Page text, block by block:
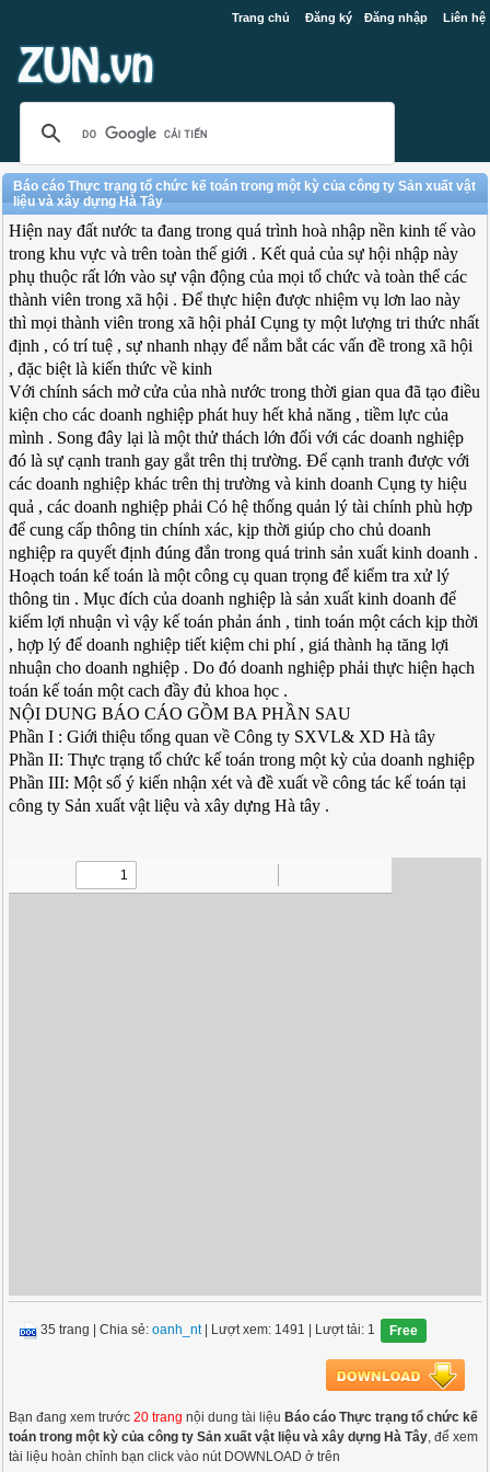
Trang chủ Đăng ký Đăng nhập Liên hệ
Báo cáo Thực trạng tổ chức kế toán trong một kỳ của công ty Sản xuất vật
liệu và xây dựng Hà Tây
Hiện nay đất nước ta đang trong quá trình hoà nhập nền kinh tế vào
trong khu vực và trên toàn thế giới . Kết quả của sự hội nhập này
phụ thuộc rất lớn vào sự vận động của mọi tổ chức và toàn thể các
thành viên trong xã hội . Để thực hiện được nhiệm vụ lơn lao này
thì mọi thành viên trong xã hội phảI Cụng ty một lượng tri thức nhất
định , có trí tuệ , sự nhanh nhạy để nắm bắt các vấn đề trong xã hội
, đặc biệt là kiến thức về kinh
Với chính sách mở cửa của nhà nước trong thời gian qua đã tạo điều
kiện cho các doanh nghiệp phát huy hết khả năng , tiềm lực của
mình . Song đây lại là một thử thách lớn đối với các doanh nghiệp
đó là sự cạnh tranh gay gắt trên thị trường. Để cạnh tranh được với
các doanh nghiệp khác trên thị trường và kinh doanh Cụng ty hiệu
quả , các doanh nghiệp phải Có hệ thống quản lý tài chính phù hợp
để cung cấp thông tin chính xác, kịp thời giúp cho chủ doanh
nghiệp ra quyết định đúng đắn trong quá trinh sản xuất kinh doanh .
Hoạch toán kế toán là một công cụ quan trọng để kiểm tra xử lý
thông tin . Mục đích của doanh nghiệp là sản xuất kinh doanh để
kiếm lợi nhuận vì vậy kế toán phản ánh , tinh toán một cách kịp thời
, hợp lý để doanh nghiệp tiết kiệm chi phí , giá thành hạ tăng lợi
nhuận cho doanh nghiệp . Do đó doanh nghiệp phải thực hiện hạch
toán kế toán một cach đầy đủ khoa học .
NỘI DUNG BÁO CÁO GỒM BA PHẦN SAU
Phần I : Giới thiệu tổng quan về Công ty SXVL& XD Hà tây
Phần II: Thực trạng tổ chức kế toán trong một kỳ của doanh nghiệp
Phần III: Một số ý kiến nhận xét và đề xuất về công tác kế toán tại
công ty Sản xuất vật liệu và xây dựng Hà tây .
35 trang |Chia sẻ:oanh_nt| Lượt xem: 1491 | Lượt tải: 1 Free
Bạn đang xem trước20 trang nội dung tài liệu Báo cáo Thực trạng tổ chức kế
toán trong một kỳ của công ty Sản xuất vật liệu và xây dựng Hà Tây, để xem
tài liệu hoàn chỉnh bạn click vào nút DOWNLOAD ở trên